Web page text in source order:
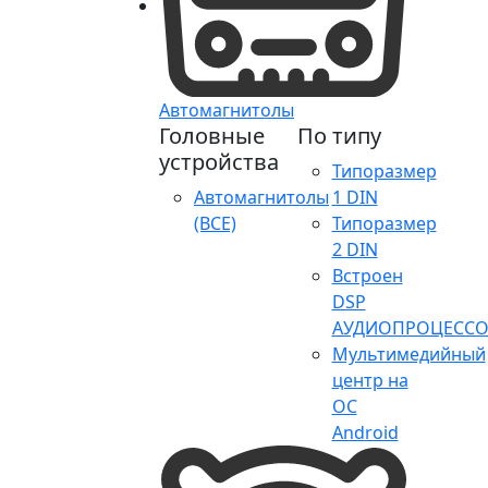
Автомагнитолы
Головные
устройства
Автомагнитолы
(ВСЕ)
По типу
Типоразмер
1 DIN
Типоразмер
2 DIN
Встроен
DSP
Мультимедийный
центр на
ОС
Android